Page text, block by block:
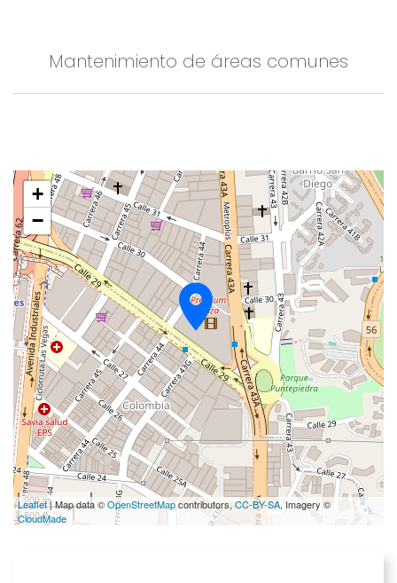
Mantenimiento de áreas comunes
+
−
200 m
500 ft
Leaflet| Map data ©OpenStreetMapcontributors,CC-BY-SA, Imagery ©
CloudMade